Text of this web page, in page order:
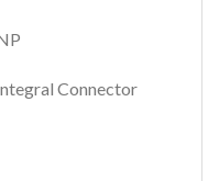
Connector